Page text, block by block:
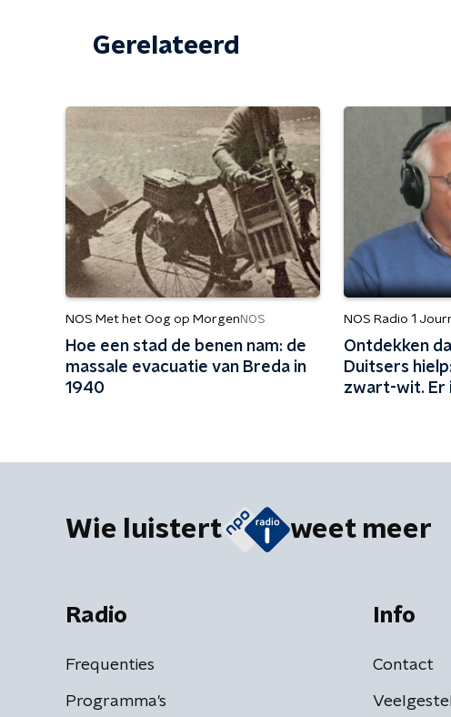
Gerelateerd
NOS Met het Oog op Morgen NOS
Hoe een stad de benen nam: de
massale evacuatie van Breda in
1940
NOS Radio 1
Ontdekken
Duitsers
zwart-wit. Er
Wie luistert weet meer
Radio
Frequenties
Programma's
Info
Contact